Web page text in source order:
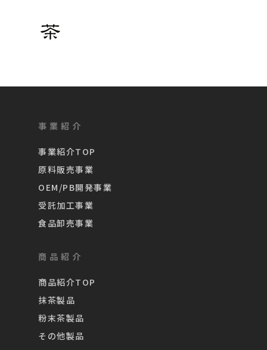
事業紹介
事業紹介TOP
原料販売事業
OEM/PB開発事業
受託加工事業
食品卸売事業
商品紹介
商品紹介TOP
抹茶製品
粉末茶製品
その他製品